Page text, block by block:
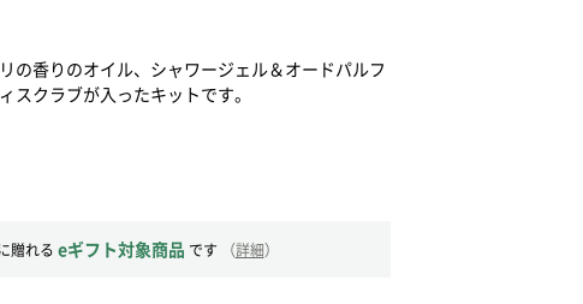
の香りのオイル、シャワージェル＆オードパルフ
スクラブが入ったキットです。
贈れる eギフト対象商品 です （詳細）